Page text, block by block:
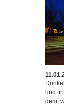
und
dem,